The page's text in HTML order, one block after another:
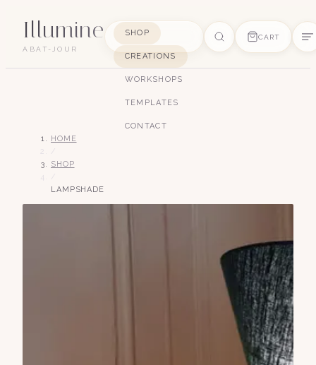
Illumine
ABAT-JOUR
SHOP
CREATIONS
WORKSHOPS
TEMPLATES
CONTACT
CART
HOME
SHOP
LAMPSHADE